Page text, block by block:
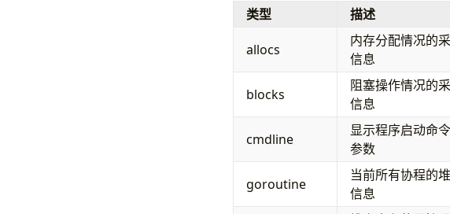
类型 描述
allocs
内存分配情况的
信息
blocks
阻塞操作情况的
信息
cmdline
显示程序启动命
参数
goroutine
当前所有协程的
信息